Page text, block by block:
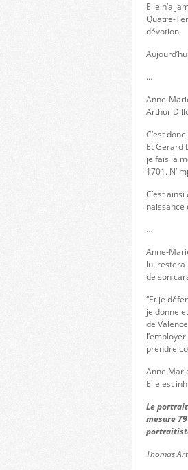
Elle n’a
Quatre-
dévotion.
…
Anne-
Arthur
C’est
Et Gerard
je fais la
1701.
C’est
naissance
…
Anne-
lui restera
de son
“Et je
je donne
de
prendre
Anne
Elle est
Le portrait
mesure
Thomas